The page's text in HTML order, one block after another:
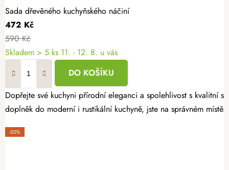
Sada dřevěného kuchyňského náčiní
472 Kč
590 Kč
Skladem > 5 ks 11. - 12. 8. u vás
DO KOŠÍKU
Dopřejte své kuchyni přírodní eleganci a spolehlivost s kvalitní
doplněk do moderní i rustikální kuchyně, jste na správném místě.
-20%